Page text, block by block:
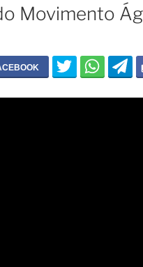
Movimento